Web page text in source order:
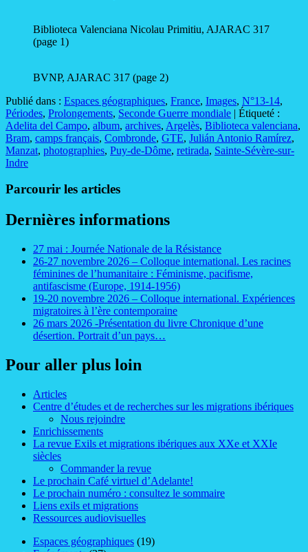
Biblioteca Valenciana Nicolau Primitiu, AJARAC 317
(page 1)
BVNP, AJARAC 317 (page 2)
Publié dans : Espaces géographiques, France, Images, N°13-14,
Périodes, Prolongements, Seconde Guerre mondiale | Étiqueté :
Adelita del Campo, album, archives, Argelès, Biblioteca valenciana,
Bram, camps français, Combronde, GTE, Julián Antonio Ramírez,
Manzat, photographies, Puy-de-Dôme, retirada, Sainte-Sévère-sur-
Indre
Parcourir les articles
Dernières informations
27 mai : Journée Nationale de la Résistance
26-27 novembre 2026 – Colloque international. Les racines
féminines de l’humanitaire : Féminisme, pacifisme,
antifascisme (Europe, 1914-1956)
19-20 novembre 2026 – Colloque international. Expériences
migratoires à l’ère contemporaine
26 mars 2026 -Présentation du livre Chronique d’une
désertion. Portrait d’un pays…
Pour aller plus loin
Articles
Centre d’études et de recherches sur les migrations ibériques
Nous rejoindre
Enrichissements
La revue Exils et migrations ibériques aux XXe et XXIe
siècles
Commander la revue
Le prochain Café virtuel d’Adelante!
Le prochain numéro : consultez le sommaire
Liens exils et migrations
Ressources audiovisuelles
Espaces géographiques (19)